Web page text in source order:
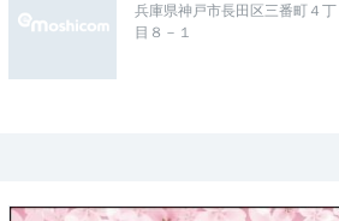
兵庫県神戸市長田区三番町４丁
目８－１